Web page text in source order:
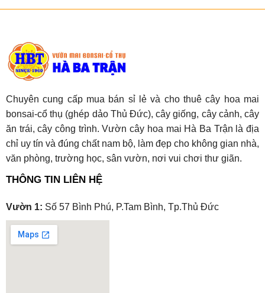
Chuyên cung cấp mua bán sỉ lẻ và cho thuê cây hoa mai
bonsai-cổ thụ (ghép dảo Thủ Đức), cây giống, cây cảnh, cây
ăn trái, cây công trình. Vườn cây hoa mai Hà Ba Trận là địa
chỉ uy tín và đúng chất nam bộ, làm đẹp cho không gian nhà,
văn phòng, trường học, sân vườn, nơi vui chơi thư giãn.
THÔNG TIN LIÊN HỆ
Vườn 1: Số 57 Bình Phú, P.Tam Bình, Tp.Thủ Đức